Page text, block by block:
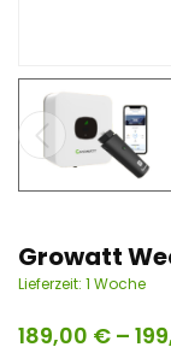
Growatt
Lieferzeit: 1 Woche
189,00 € –